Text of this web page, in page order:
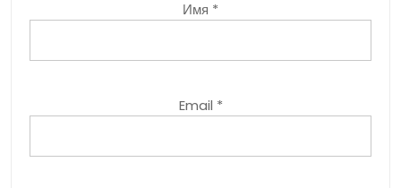
Имя *
Email *